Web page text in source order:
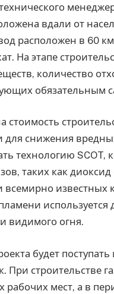
вдали от
расположен в 60
На этапе
количество
обязательным
стоимость
для снижения
технологию SCOT,
таких как
всемирно известных
видимого огня.
будет
При строительстве
рабочих мест, а в